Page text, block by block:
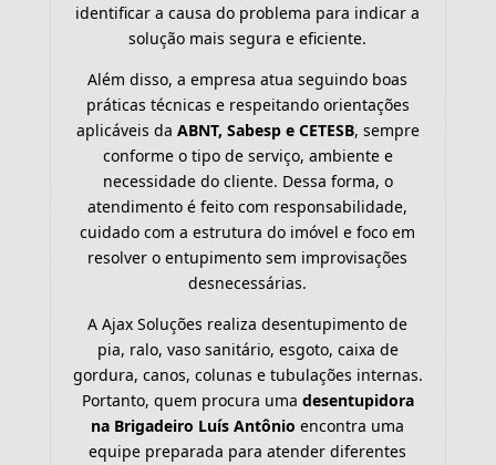
identificar a causa do problema para indicar a
solução mais segura e eficiente.
Além disso, a empresa atua seguindo boas
práticas técnicas e respeitando orientações
aplicáveis da ABNT, Sabesp e CETESB, sempre
conforme o tipo de serviço, ambiente e
necessidade do cliente. Dessa forma, o
atendimento é feito com responsabilidade,
cuidado com a estrutura do imóvel e foco em
resolver o entupimento sem improvisações
desnecessárias.
A Ajax Soluções realiza desentupimento de
pia, ralo, vaso sanitário, esgoto, caixa de
gordura, canos, colunas e tubulações internas.
Portanto, quem procura uma desentupidora
na Brigadeiro Luís Antônio encontra uma
equipe preparada para atender diferentes